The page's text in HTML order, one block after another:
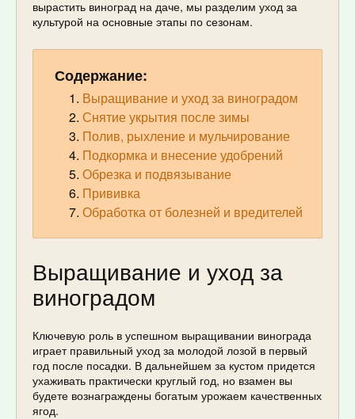
вырастить виноград на даче, мы разделим уход за
культурой на основные этапы по сезонам.
Содержание:
Выращивание и уход за виноградом
Снятие укрытия после зимы
Полив, рыхление и мульчирование
Подкормка и внесение удобрений
Обрезка и подвязывание
Прививка
Обработка от болезней и вредителей
Выращивание и уход за
виноградом
Ключевую роль в успешном выращивании винограда
играет правильный уход за молодой лозой в первый
год после посадки. В дальнейшем за кустом придется
ухаживать практически круглый год, но взамен вы
будете вознаграждены богатым урожаем качественных
ягод.